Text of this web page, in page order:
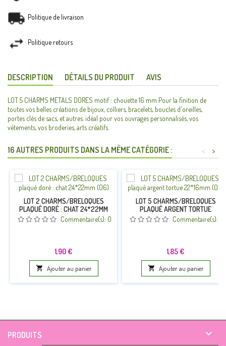
Politique de livraison
Politique retours
DESCRIPTION DÉTAILS DU PRODUIT AVIS
LOT 5 CHARMS METALS DORES motif : chouette 16 mm Pour la finition de
toutes vos belles créations de bijoux, colliers, bracelets, boucles d'oreilles,
portes clés de sacs, et autres. idéal pour vos ouvrages personnalisés, vos
vêtements, vos broderies, arts créatifs.
16 AUTRES PRODUITS DANS LA MÊME CATÉGORIE : >
<
LOT 2 CHARMS/BRELOQUES
PLAQUÉ DORÉ : CHAT 24*22MM
(06)
Commentaire(s): 0
Prix
1,90 €
 Ajouter au panier
LOT 5 CHARMS/BRELOQUES
PLAQUÉ ARGENT TORTUE
22*16MM (03)
Commentaire(s):
Prix
1,85 €
 Ajouter au panier
PRODUITS 